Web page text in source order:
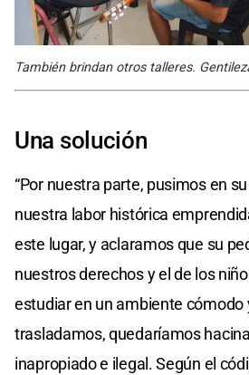
También brindan otros talleres.
Una solución
“Por nuestra parte, pusimos en
nuestra labor histórica
este lugar, y aclaramos que su
nuestros derechos y el de los
estudiar en un ambiente cómodo
trasladamos, quedaríamos
inapropiado e ilegal. Según el